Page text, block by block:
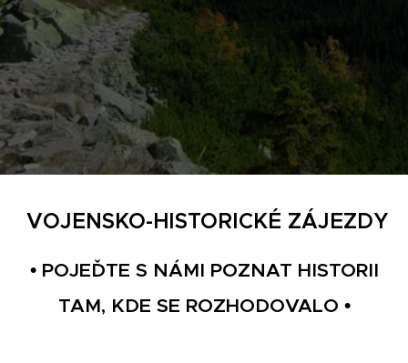
VOJENSKO-HISTORICKÉ ZÁJEZDY
• POJEĎTE S NÁMI POZNAT HISTORII
TAM, KDE SE ROZHODOVALO •